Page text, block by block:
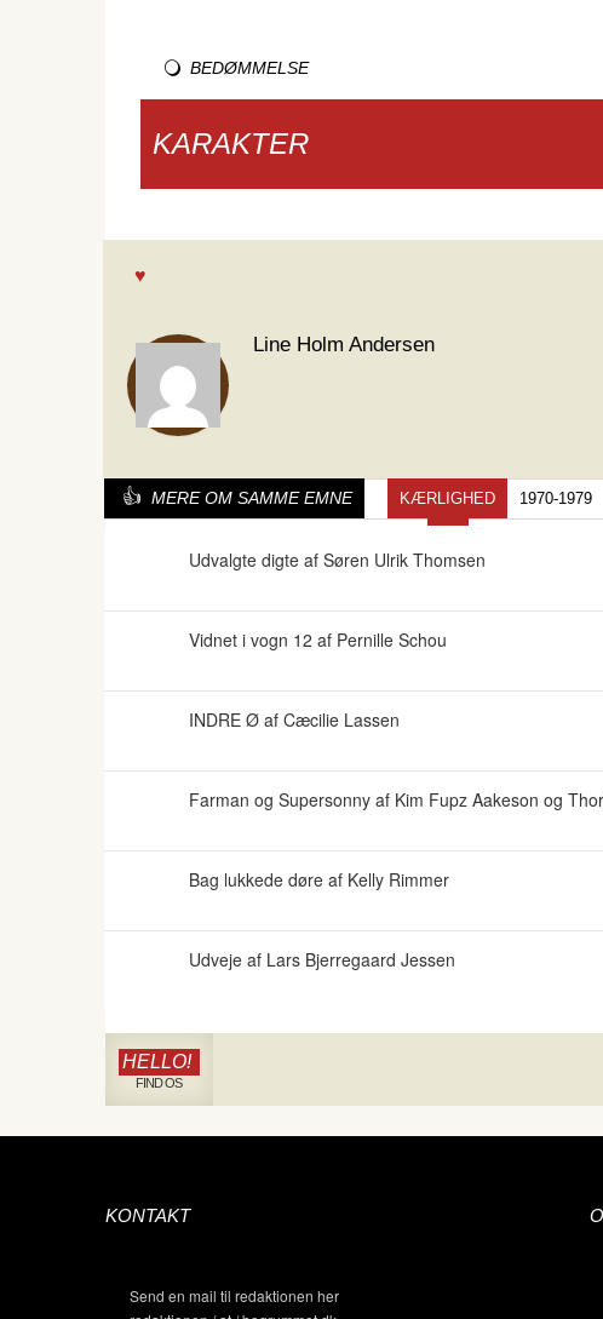
BEDØMMELSE
KARAKTER
Line Holm Andersen
MERE OM SAMME EMNE KÆRLIGHED 1970-1979
Udvalgte digte af Søren Ulrik Thomsen
Vidnet i vogn 12 af Pernille Schou
INDRE Ø af Cæcilie Lassen
Farman og Supersonny af Kim Fupz Aakeson og
Bag lukkede døre af Kelly Rimmer
Udveje af Lars Bjerregaard Jessen
HELLO!
FIND OS
KONTAKT
Send en mail til redaktionen her